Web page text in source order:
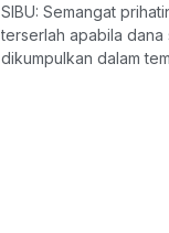
SIBU: Semangat
terserlah apabila
dikumpulkan dalam